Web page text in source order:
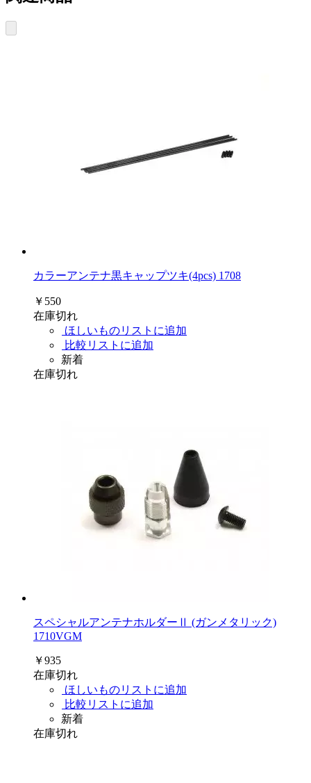
カラーアンテナ黒キャップツキ(4pcs) 1708
￥550
在庫切れ
ほしいものリストに追加
比較リストに追加
新着
在庫切れ
スペシャルアンテナホルダーⅡ (ガンメタリック)
1710VGM
￥935
在庫切れ
ほしいものリストに追加
比較リストに追加
新着
在庫切れ